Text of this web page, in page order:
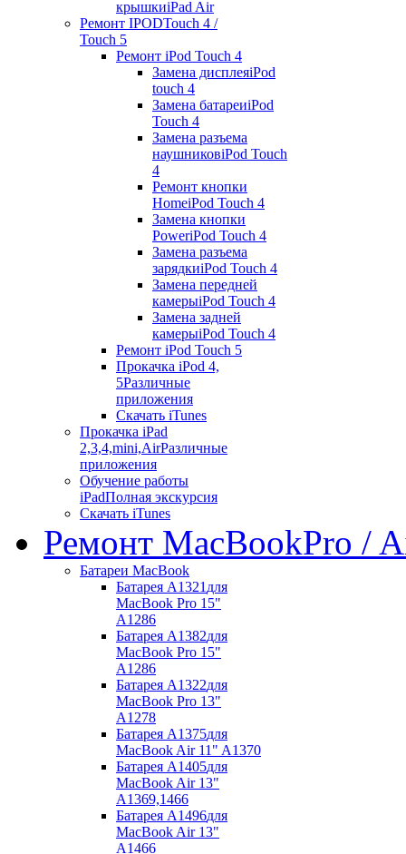
крышкиiPad Air
Ремонт IPODTouch 4 /
Touch 5
Ремонт iPod Touch 4
Замена дисплеяiPod
touch 4
Замена батареиiPod
Touch 4
Замена разъема
наушниковiPod Touch
4
Ремонт кнопки
HomeiPod Touch 4
Замена кнопки
PoweriPod Touch 4
Замена разъема
зарядкиiPod Touch 4
Замена передней
камерыiPod Touch 4
Замена задней
камерыiPod Touch 4
Ремонт iPod Touch 5
Прокачка iPod 4,
5Различные
приложения
Скачать iTunes
Прокачка iPad
2,3,4,mini,AirРазличные
приложения
Обучение работы
iPadПолная экскурсия
Скачать iTunes
Ремонт MacBookPro /
Батареи MacBook
Батарея A1321 для
MacBook Pro 15"
A1286
Батарея A1382для
MacBook Pro 15"
A1286
Батарея A1322для
MacBook Pro 13"
A1278
Батарея A1375для
MacBook Air 11" A1370
Батарея A1405для
MacBook Air 13"
A1369,1466
Батарея A1496для
MacBook Air 13"
A1466